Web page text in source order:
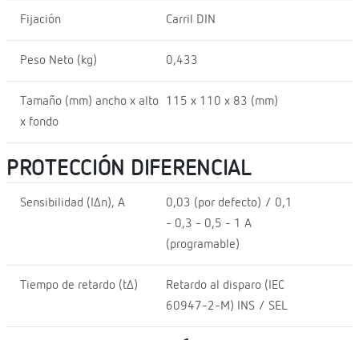
Fijación Carril DIN
Peso Neto (kg) 0,433
Tamaño (mm) ancho x alto
x fondo
115 x 110 x 83 (mm)
PROTECCIÓN DIFERENCIAL
Sensibilidad (I∆n), A
0,03 (por defecto) / 0,1
- 0,3 - 0,5 - 1 A
(programable)
Tiempo de retardo (t∆)
Retardo al disparo (IEC
60947-2-M) INS / SEL